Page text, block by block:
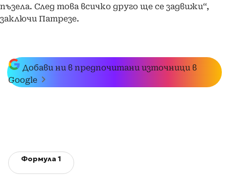
пъзела. След това всичко друго ще се задвижи“,
заключи Патрезе.
Добави ни в предпочитани източници в
Google
Формула 1